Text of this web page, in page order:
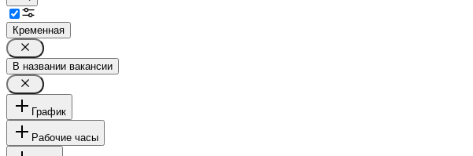
Кременная
В названии вакансии
График
Рабочие часы